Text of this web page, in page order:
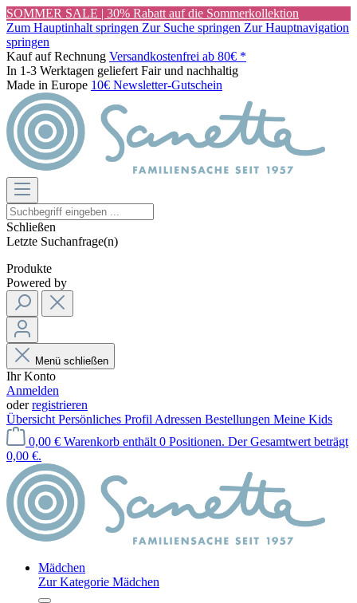
SOMMER SALE | 30% Rabatt auf die Sommerkollektion
Zum Hauptinhalt springen Zur Suche springen Zur Hauptnavigation
springen
Kauf auf Rechnung Versandkostenfrei ab 80€ *
In 1-3 Werktagen geliefert Fair und nachhaltig
Made in Europe 10€ Newsletter-Gutschein
Schließen
Letzte Suchanfrage(n)
Produkte
Powered by
Menü schließen
Ihr Konto
Anmelden
oderregistrieren
Übersicht Persönliches Profil Adressen Bestellungen Meine Kids
0,00 € Warenkorb enthält 0 Positionen. Der Gesamtwert beträgt
0,00 €.
Mädchen
Zur Kategorie Mädchen